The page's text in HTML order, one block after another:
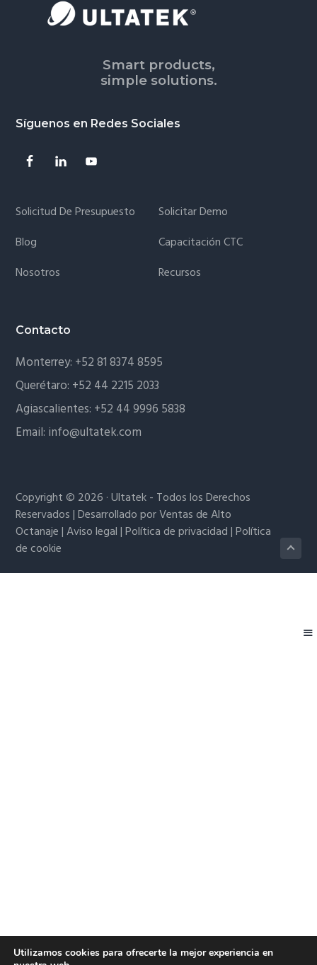
Smart products,
simple solutions.
Síguenos en Redes Sociales
Solicitud De Presupuesto
Solicitar Demo
Blog
Capacitación CTC
Nosotros
Recursos
Contacto
Monterrey: +52 81 8374 8595
Querétaro: +52 44 2215 2033
Agiascalientes: +52 44 9996 5838
Email: info@ultatek.com
Copyright © 2026 · Ultatek - Todos los Derechos
Reservados | Desarrollado porVentas de Alto
Octanaje|Aviso legal|Política de privacidad|Política
de cookie
Utilizamos cookies para ofrecerte la mejor experiencia en